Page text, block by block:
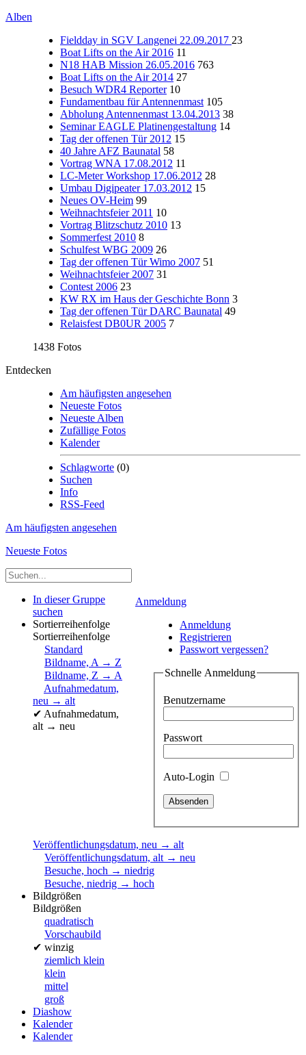
Alben
Fieldday in SGV Langenei 22.09.2017 23
Boat Lifts on the Air 2016 11
N18 HAB Mission 26.05.2016 763
Boat Lifts on the Air 2014 27
Besuch WDR4 Reporter 10
Fundamentbau für Antennenmast 105
Abholung Antennenmast 13.04.2013 38
Seminar EAGLE Platinengestaltung 14
Tag der offenen Tür 2012 15
40 Jahre AFZ Baunatal 58
Vortrag WNA 17.08.2012 11
LC-Meter Workshop 17.06.2012 28
Umbau Digipeater 17.03.2012 15
Neues OV-Heim 99
Weihnachtsfeier 2011 10
Vortrag Blitzschutz 2010 13
Sommerfest 2010 8
Schulfest WBG 2009 26
Tag der offenen Tür Wimo 2007 51
Weihnachtsfeier 2007 31
Contest 2006 23
KW RX im Haus der Geschichte Bonn 3
Tag der offenen Tür DARC Baunatal 49
Relaisfest DB0UR 2005 7
1438 Fotos
Entdecken
Am häufigsten angesehen
Neueste Fotos
Neueste Alben
Zufällige Fotos
Kalender
Schlagworte (0)
Suchen
Info
RSS-Feed
Am häufigsten angesehen
Neueste Fotos
Anmeldung
Anmeldung
Registrieren
Passwort vergessen?
Schnelle Anmeldung
Benutzername
Passwort
Auto-Login
In dieser Gruppe
suchen
Sortierreihenfolge
Sortierreihenfolge
Standard
Bildname, A → Z
Bildname, Z → A
Aufnahmedatum,
neu → alt
✔ Aufnahmedatum,
alt → neu
Veröffentlichungsdatum, neu → alt
Veröffentlichungsdatum, alt → neu
Besuche, hoch → niedrig
Besuche, niedrig → hoch
Bildgrößen
Bildgrößen
quadratisch
Vorschaubild
✔ winzig
ziemlich klein
klein
mittel
groß
Diashow
Kalender
Kalender